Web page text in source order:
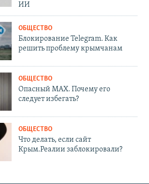
ИИ
ОБЩЕСТВО
Блокирование Telegram. Как
решить проблему крымчанам
ОБЩЕСТВО
Опасный MAX. Почему его
следует избегать?
ОБЩЕСТВО
Что делать, если сайт
Крым.Реалии заблокировали?